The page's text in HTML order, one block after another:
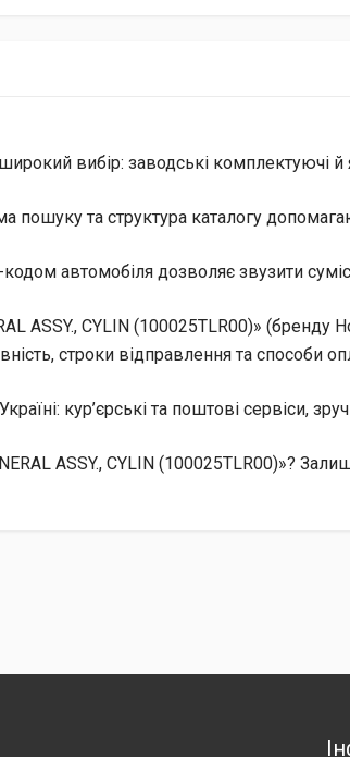
вибір: заводські комплектуючі й
пошуку та структура каталогу
кодом автомобіля дозволяє звузити
ASSY., CYLIN (100025TLR00)»
строки відправлення та способи
кур’єрські та поштові сервіси,
ASSY., CYLIN (100025TLR00)»?